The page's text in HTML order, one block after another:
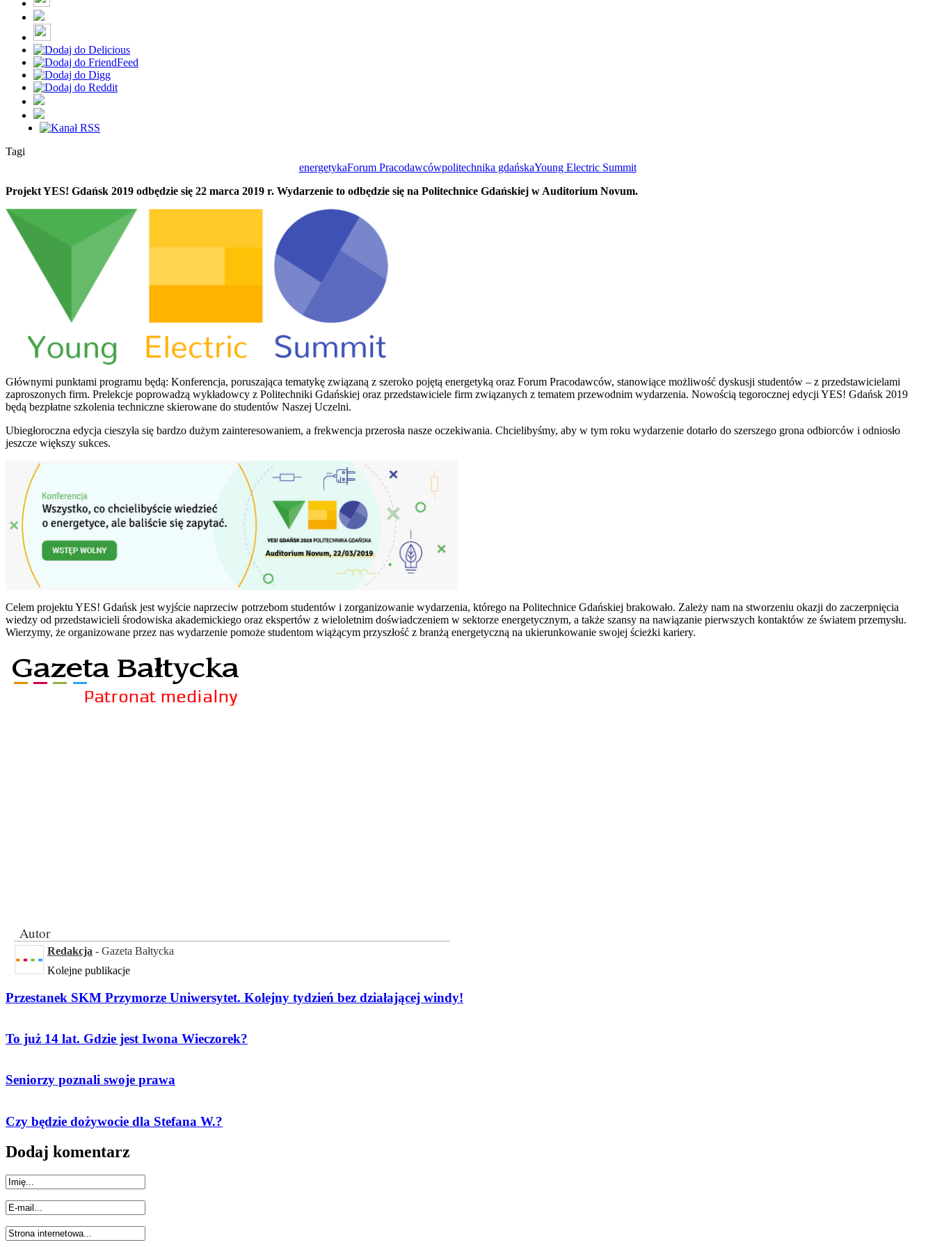
Tagi
energetykaForum Pracodawcówpolitechnika gdańskaYoung Electric Summit
Projekt YES! Gdańsk 2019 odbędzie się 22 marca 2019 r. Wydarzenie to odbędzie się na Politechnice Gdańskiej w Auditorium Novum.
Głównymi punktami programu będą: Konferencja, poruszająca tematykę związaną z szeroko pojętą energetyką oraz Forum Pracodawców, stanowiące możliwość dyskusji studentów – z przedstawicielami
zaproszonych firm. Prelekcje poprowadzą wykładowcy z Politechniki Gdańskiej oraz przedstawiciele firm związanych z tematem przewodnim wydarzenia. Nowością tegorocznej edycji YES! Gdańsk 2019
będą bezpłatne szkolenia techniczne skierowane do studentów Naszej Uczelni.
Ubiegłoroczna edycja cieszyła się bardzo dużym zainteresowaniem, a frekwencja przerosła nasze oczekiwania. Chcielibyśmy, aby w tym roku wydarzenie dotarło do szerszego grona odbiorców i odniosło
jeszcze większy sukces.
Celem projektu YES! Gdańsk jest wyjście naprzeciw potrzebom studentów i zorganizowanie wydarzenia, którego na Politechnice Gdańskiej brakowało. Zależy nam na stworzeniu okazji do zaczerpnięcia
wiedzy od przedstawicieli środowiska akademickiego oraz ekspertów z wieloletnim doświadczeniem w sektorze energetycznym, a także szansy na nawiązanie pierwszych kontaktów ze światem przemysłu.
Wierzymy, że organizowane przez nas wydarzenie pomoże studentom wiążącym przyszłość z branżą energetyczną na ukierunkowanie swojej ścieżki kariery.
Autor
Redakcja - Gazeta Bałtycka
Kolejne publikacje
Przestanek SKM Przymorze Uniwersytet. Kolejny tydzień bez działającej windy!
To już 14 lat. Gdzie jest Iwona Wieczorek?
Seniorzy poznali swoje prawa
Czy będzie dożywocie dla Stefana W.?
Dodaj komentarz